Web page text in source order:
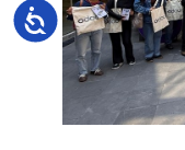
Accesibilidad